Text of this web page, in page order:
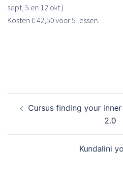
sept, 5 en 12 okt.)
Kosten € 42,50 voor 5 lessen.
navigatie
Cursus finding your
2.0
Kundalini